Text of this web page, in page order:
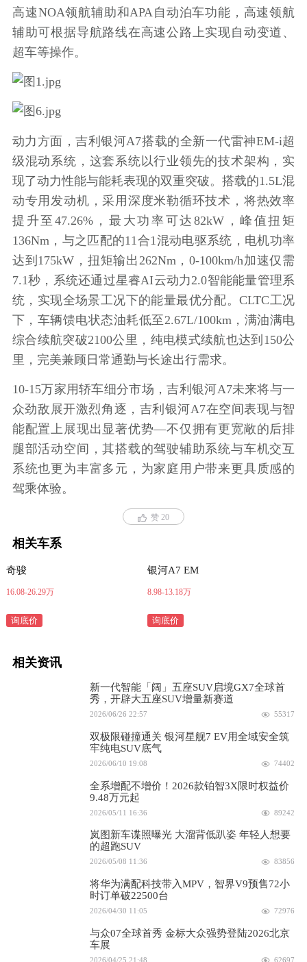
高速NOA领航辅助和APA自动泊车功能，高速领航
辅助可根据导航路线在高速公路上实现自动变道、
超车等操作。
动力方面，吉利银河A7搭载的全新一代雷神EM-i超
级混动系统，这套系统以行业领先的技术架构，实
现了动力性能与能耗表现的双重突破。搭载的1.5L混
动专用发动机，采用深度米勒循环技术，将热效率
提升至47.26%，最大功率可达82kW，峰值扭矩
136Nm，与之匹配的11合1混动电驱系统，电机功率
达到175kW，扭矩输出262Nm，0-100km/h加速仅需
7.1秒，系统还通过星睿AI云动力2.0智能能量管理系
统，实现全场景工况下的能量最优分配。CLTC工况
下，车辆馈电状态油耗低至2.67L/100km，满油满电
综合续航突破2100公里，纯电模式续航也达到150公
里，完美兼顾日常通勤与长途出行需求。
10-15万家用轿车细分市场，吉利银河A7未来将与一
众劲敌展开激烈角逐，吉利银河A7在空间表现与智
能配置上展现出显著优势—不仅拥有更宽敞的后排
腿部活动空间，其搭载的驾驶辅助系统与车机交互
系统也更为丰富多元，为家庭用户带来更具质感的
驾乘体验。
赞 20
相关车系
奇骏
16.08-26.29万
询底价
银河A7 EM
8.98-13.18万
询底价
相关资讯
新一代智能「阔」五座SUV启境GX7全球首
秀，开辟大五座SUV增量新赛道
2026/06/26 22:57 55317
双极限碰撞通关 银河星舰7 EV用全域安全筑
牢纯电SUV底气
2026/06/10 19:08 74402
全系增配不增价！2026款铂智3X限时权益价
9.48万元起
2026/05/11 16:36 89242
岚图新车谍照曝光 大溜背低趴姿 年轻人想要
的超跑SUV
2026/05/08 11:36 83856
将华为满配科技带入MPV，智界V9预售72小
时订单破22500台
2026/04/30 11:05 72976
与众07全球首秀 金标大众强势登陆2026北京
车展
2026/04/25 21:48 62697